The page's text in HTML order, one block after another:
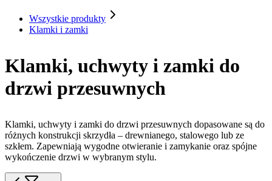
Wszystkie produkty
Klamki i zamki
Klamki, uchwyty i zamki do
drzwi przesuwnych
Klamki, uchwyty i zamki do drzwi przesuwnych dopasowane są do
różnych konstrukcji skrzydła – drewnianego, stalowego lub ze
szkłem. Zapewniają wygodne otwieranie i zamykanie oraz spójne
wykończenie drzwi w wybranym stylu.